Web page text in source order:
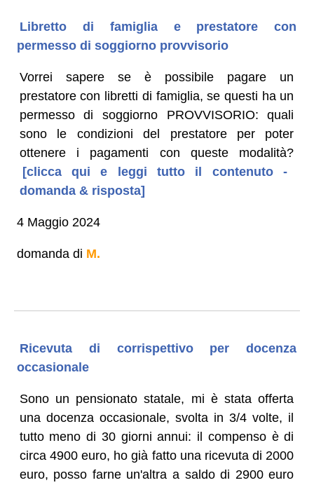
Libretto di famiglia e prestatore con
permesso di soggiorno provvisorio
Vorrei sapere se è possibile pagare un
prestatore con libretti di famiglia, se questi ha un
permesso di soggiorno PROVVISORIO: quali
sono le condizioni del prestatore per poter
ottenere i pagamenti con queste modalità?
[clicca qui e leggi tutto il contenuto -
domanda & risposta]
4 Maggio 2024
domanda di M.
Ricevuta di corrispettivo per docenza
occasionale
Sono un pensionato statale, mi è stata offerta
una docenza occasionale, svolta in 3/4 volte, il
tutto meno di 30 giorni annui: il compenso è di
circa 4900 euro, ho già fatto una ricevuta di 2000
euro, posso farne un'altra a saldo di 2900 euro